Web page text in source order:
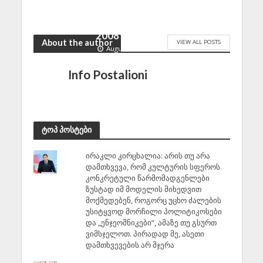
2008 წლის ომი
August 10, 2026
About the author VIEW ALL POSTS
Info Postalioni
ტოპ პოსტები
ირაკლი კირცხალია: არის თუ არა
დამთხვევა, რომ კულტურის სფეროს
კონკრეტული წარმომადგენლები
ზუსტად იმ მოდელის მიხედვით
მოქმედებენ, როგორც უცხო ძალების
უსიტყვოდ მორჩილი პოლიტიკოსები
და „ენჯეოშნიკები“, ამაზე თუ გსურთ
ვიმსჯელოთ. პირადად მე, ასეთი
დამთხვევების არ მჯერა